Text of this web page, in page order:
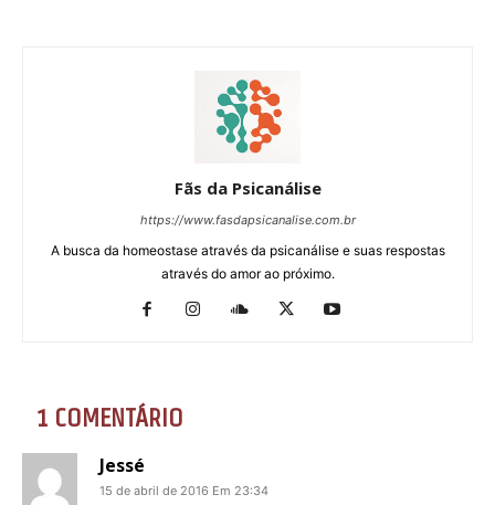
Fãs da Psicanálise
https://www.fasdapsicanalise.com.br
A busca da homeostase através da psicanálise e suas respostas
através do amor ao próximo.
1 COMENTÁRIO
Jessé
15 de abril de 2016 Em 23:34